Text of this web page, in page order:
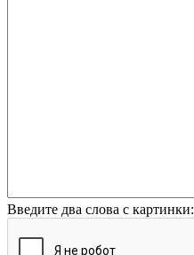
Введите два слова с картинки: